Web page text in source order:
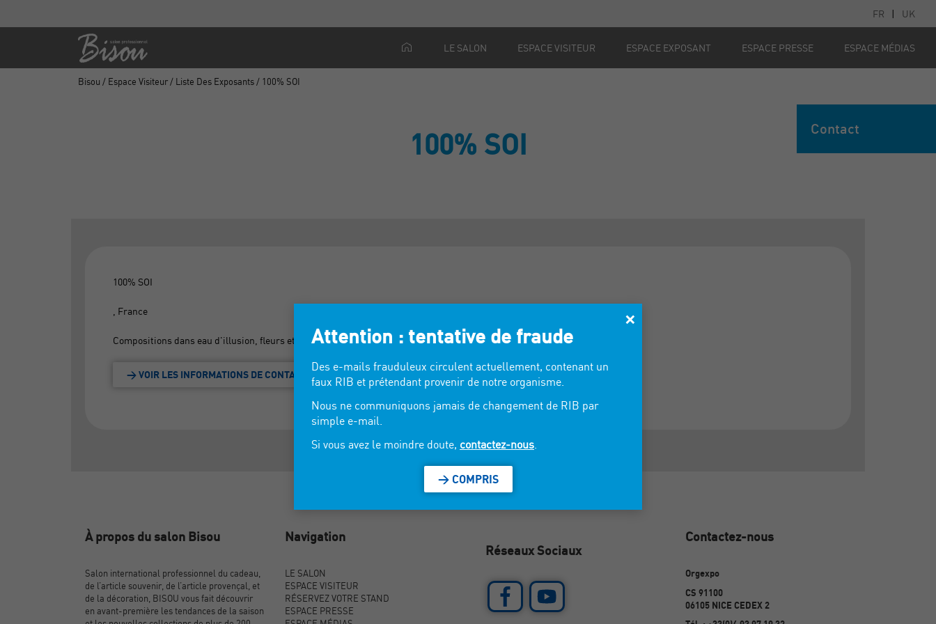
FR | UK
LE SALON ESPACE VISITEUR ESPACE EXPOSANT ESPACE PRESSE ESPACE MÉDIAS
Contact
Bisou / Espace Visiteur / Liste Des Exposants / 100% SOI
100% SOI
100% SOI
, France
Compositions dans eau d'illusion, fleurs et plantes intemporelles.
> VOIR LES INFORMATIONS DE CONTACT
À propos du salon Bisou
Salon international professionnel du cadeau,
de l’article souvenir, de l’article provençal, et
de la décoration, BISOU vous fait découvrir
en avant-première les tendances de la saison
Navigation
LE SALON
ESPACE VISITEUR
RÉSERVEZ VOTRE STAND
ESPACE PRESSE
Réseaux Sociaux
Contactez-nous
Orgexpo
CS 91100
06105 NICE CEDEX 2
×
Attention : tentative de fraude
Des e-mails frauduleux circulent actuellement, contenant un
faux RIB et prétendant provenir de notre organisme.
Nous ne communiquons jamais de changement de RIB par
simple e-mail.
Si vous avez le moindre doute, contactez-nous.
> COMPRIS